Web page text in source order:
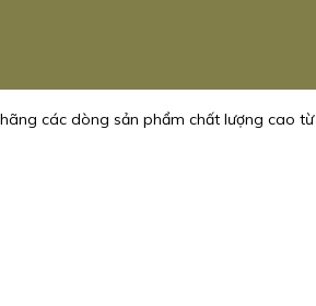
các dòng sản phẩm chất lượng cao từ